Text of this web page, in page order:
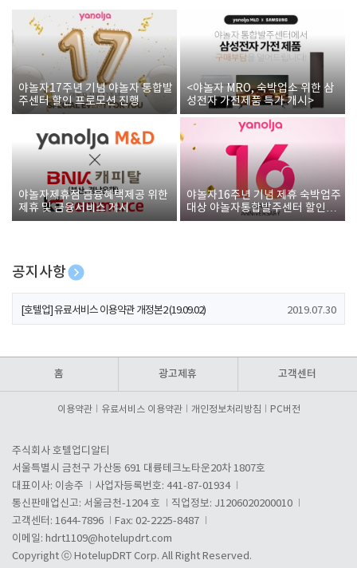
야놀자17주년 기념 야놀자 통합발
주센터 할인 프로모션 진행
<야놀자 MRO, 숙박업소 위한 삼
성전자 가전제품 특가 개시>
야놀자제휴점 금융혜택제공 위한
제휴 및 금융서비스 게시
야놀자16주년 기념 제휴 숙박업주
대상 야놀자통합발주센터 할인쿠
폰 증정
공지사항
[호텔업] 개인정보 처리방침 개정본1 (19.09.02)
[호텔업] 유료서비스 이용약관 개정본2 (19.09.02) 2019.07.30
홈 광고제휴 고객센터
이용약관 유료서비스 이용약관 개인정보처리방침 PC버전
주식회사 호텔업디알티
서울특별시 금천구 가산동 691 대륭테크노타운20차 1807호
대표이사: 이송주
사업자등록번호: 441-87-01934
통신판매업신고: 서울금천-1204 호
직업정보: J1206020200010
고객센터: 1644-7896
Fax: 02-2225-8487
이메일: hdrt1109@hotelupdrt.com
Copyright ⓒ HotelupDRT Corp. All Right Reserved.